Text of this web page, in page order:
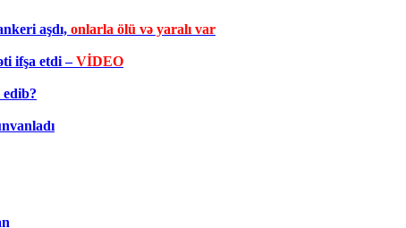
aşdı, onlarla ölü və yaralı var
ifşa etdi –VİDEO
edib?